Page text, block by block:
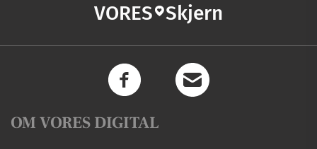
VORES Skjern
OM VORES DIGITAL